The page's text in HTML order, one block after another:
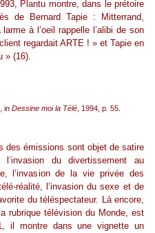
Plantu montre, dans le prétoire
de Bernard Tapie : Mitterrand,
à l’oeil rappelle l’alibi de son
regardait ARTE ! » et Tapie en
» (16).
in Dessine moi la Télé , 1994, p. 55.
des émissions sont objet de satire
du divertissement au
l’invasion de la vie privée des
réalité, l’invasion du sexe et de
du téléspectateur. Là encore,
rubrique télévision du Monde, est
il montre dans une vignette un